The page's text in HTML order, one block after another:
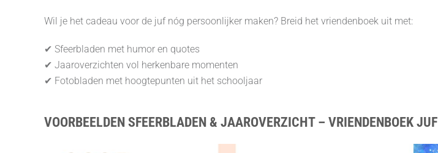
Wil je het cadeau voor de juf nóg persoonlijker maken? Breid het vriendenboek uit met:
✔ Sfeerbladen met humor en quotes
✔ Jaaroverzichten vol herkenbare momenten
✔ Fotobladen met hoogtepunten uit het schooljaar
VOORBEELDEN SFEERBLADEN & JAAROVERZICHT – VRIENDENBOEK JUF